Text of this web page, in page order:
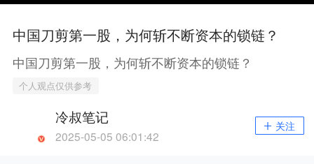
中国刀剪第一股，为何斩不断资本的锁链？
中国刀剪第一股，为何斩不断资本的锁链？
个人观点仅供参考
冷叔笔记
2025-05-05 06:01:42
关注